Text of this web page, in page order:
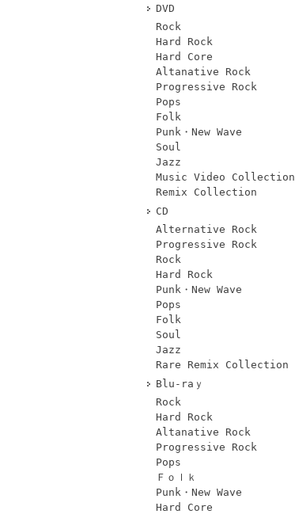
DVD
Rock
Hard Rock
Hard Core
Altanative Rock
Progressive Rock
Pops
Folk
Punk・New Wave
Soul
Jazz
Music Video Collection
Remix Collection
CD
Alternative Rock
Progressive Rock
Rock
Hard Rock
Punk・New Wave
Pops
Folk
Soul
Jazz
Rare Remix Collection
Blu-raｙ
Rock
Hard Rock
Altanative Rock
Progressive Rock
Pops
Ｆｏｌｋ
Punk・New Wave
Hard Core